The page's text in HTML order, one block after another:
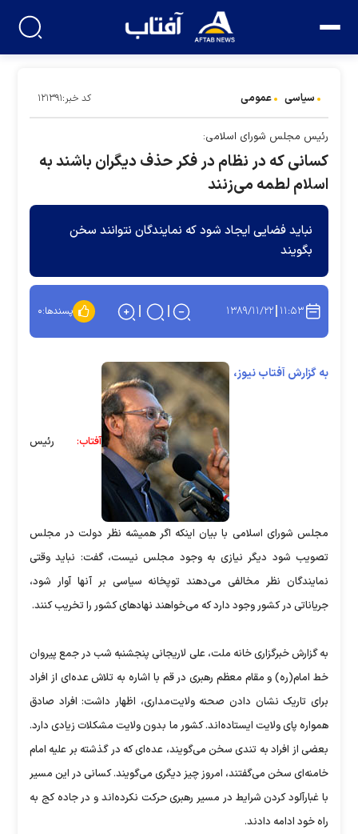
سیاسی عمومی کد خبر:۱۲۱۳۹۱
رئیس مجلس شورای اسلامی:
کسانی که در نظام در فکر حذف دیگران باشند به
اسلام لطمه می‌زنند
نباید فضایی ایجاد شود که نمایندگان نتوانند سخن
بگویند
۱۱:۵۳ ۱۳۸۹/۱۱/۲۲ پسندها:۰
به گزارش آفتاب نیوز،
آفتاب: رئیس
مجلس شورای اسلامی با بیان اینکه اگر همیشه نظر دولت در مجلس
تصویب شود دیگر نیازی به وجود مجلس نیست، گفت: نباید وقتی
نمایندگان نظر مخالفی می‌دهند توپخانه سیاسی بر آنها آوار شود،
جریاناتی در کشور وجود دارد که می‌خواهند نهادهای کشور را تخریب کنند.
به گزارش خبرگزاری خانه ملت، علی لاریجانی پنجشنبه شب در جمع پیروان
خط امام(ره) و مقام معظم رهبری در قم با اشاره به تلاش عده‌ای از افراد
برای تاریک نشان دادن صحنه ولایت‌مداری، اظهار داشت: افراد صادق
همواره پای ولایت ایستاده‌اند. کشور ما بدون ولایت مشکلات زیادی دارد.
بعضی از افراد به تندی سخن می‌گویند، عده‌ای که در گذشته بر علیه امام
خامنه‌ای سخن می‌گفتند، امروز چیز دیگری می‌گویند. کسانی در این مسیر
با غبارآلود کردن شرایط در مسیر رهبری حرکت نکرده‌اند و در جاده کج به
راه خود ادامه دادند.